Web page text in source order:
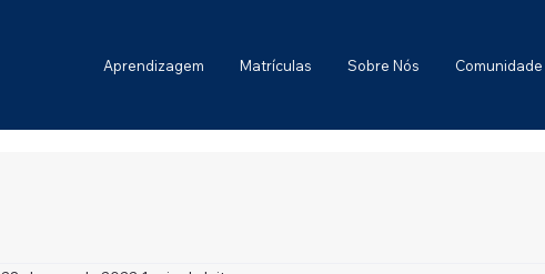
Aprendizagem Matrículas Sobre Nós Comunidade